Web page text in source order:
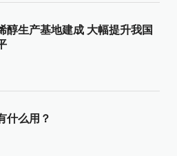
醇生产基地建成 大幅提升我国
什么用？